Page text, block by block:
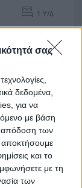
σας
δεδομένα,
για να
με βάση
απόδοση των
αποκτήσουμε
και το
με τη
των
1 Υ/Δ
Διεξαγωγής: